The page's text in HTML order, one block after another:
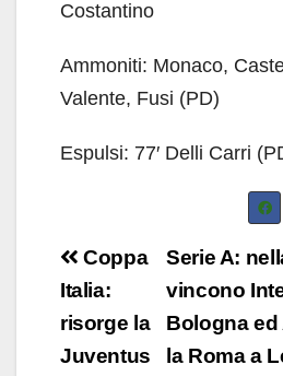
Costantino
Ammoniti: Monaco,
Valente, Fusi (PD)
Espulsi: 77′ Delli Carri
Navigazione
articoli
Serie A:
vincono
Bologna ed
la Roma a
Coppa
Italia:
risorge la
Juventus